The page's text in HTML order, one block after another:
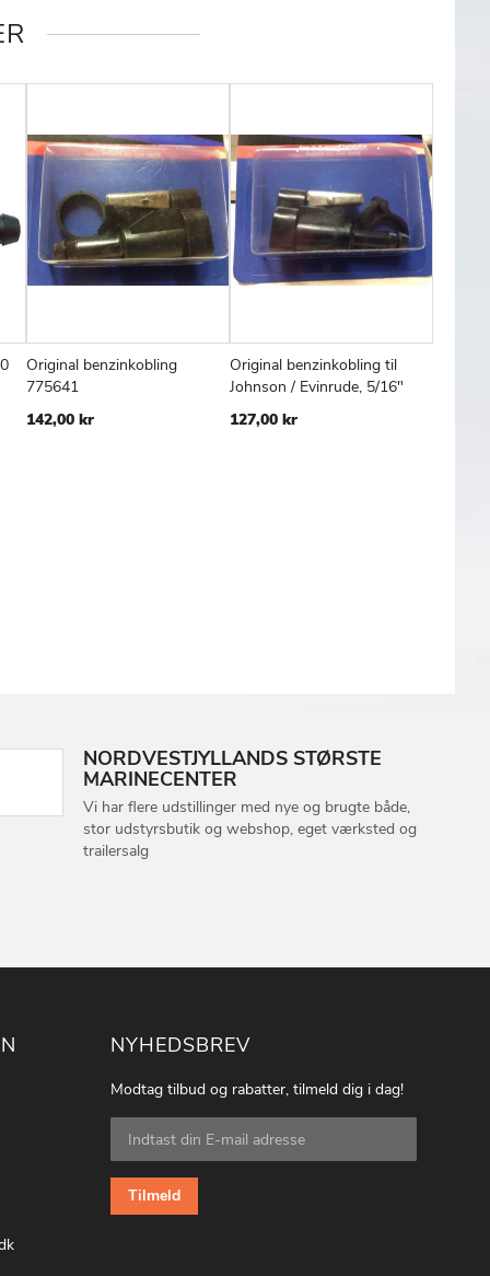
SAMMENLIGN
Læg i kurv
TILFØJSAMMENLIGN
Original benzinkobling
775641
142,00 kr
Læg i kurv
TILFØJ
Original benzinkobling til
Johnson / Evinrude, 5/16"
127,00 kr
NORDVESTJYLLANDS STØRSTE
MARINECENTER
Vi har flere udstillinger med nye og brugte både,
stor udstyrsbutik og webshop, eget værksted og
trailersalg
NYHEDSBREV
Modtag tilbud og rabatter, tilmeld dig i dag!
Tilmeld
dig
vores
nyhedsbrev:
Tilmeld